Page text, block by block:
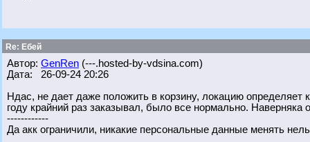
Re: Ебей
Автор: GenRen (---.hosted-by-vdsina.com)
Дата: 26-09-24 20:26
Ндас, не дает даже положить в корзину, локацию
году крайний раз заказывал, было все нормально. Наверняка
------------
Да акк ограничили, никакие персональные данные менять